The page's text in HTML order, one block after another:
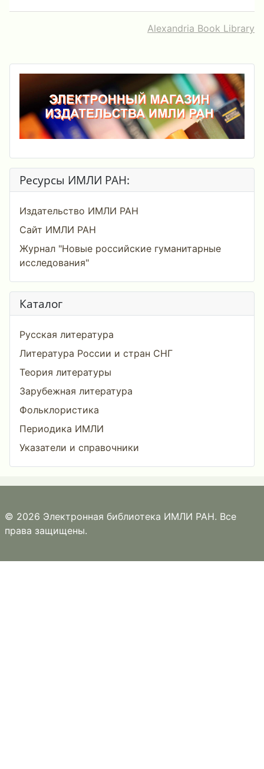
Alexandria Book Library
Ресурсы ИМЛИ РАН:
Издательство ИМЛИ РАН
Сайт ИМЛИ РАН
Журнал "Новые российские гуманитарные
исследования"
Каталог
Русская литература
Литература России и стран СНГ
Теория литературы
Зарубежная литература
Фольклористика
Периодика ИМЛИ
Указатели и справочники
© 2026 Электронная библиотека ИМЛИ РАН. Все
права защищены.